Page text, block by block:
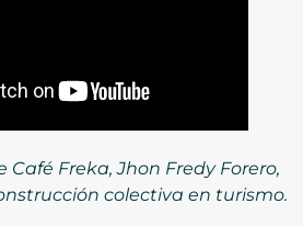
Café Freka, Jhon Fredy Forero,
colectiva en turismo.